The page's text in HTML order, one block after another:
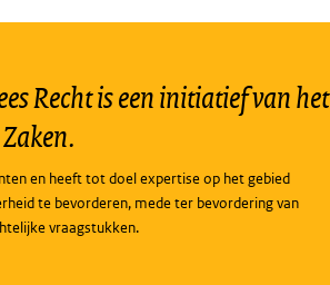
Recht is een initiatief van het
en heeft tot doel expertise op het gebied
te bevorderen, mede ter bevordering van
vraagstukken.